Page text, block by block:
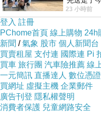
以為展場
23 小時前
登入 註冊
PChome首頁 線上購物 24h
新聞 /氣象 股市 個人新聞台
買賣租屋 支付連 國際連 Pi
買車 旅行團 汽車險推薦 線
一元簡訊 直播達人 數位憑證
買網址 虛擬主機 企業郵件
廣告刊登 隱私權聲明
消費者保護 兒童網路安全